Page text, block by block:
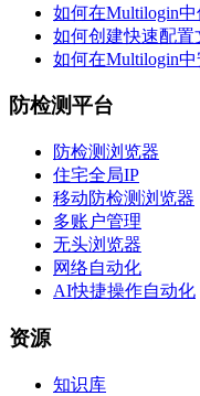
如何在Multilogin
如何创建快速配置
如何在Multilogin
防检测平台
防检测浏览器
住宅全局IP
移动防检测浏览器
多账户管理
无头浏览器
网络自动化
AI快捷操作自动化
资源
知识库